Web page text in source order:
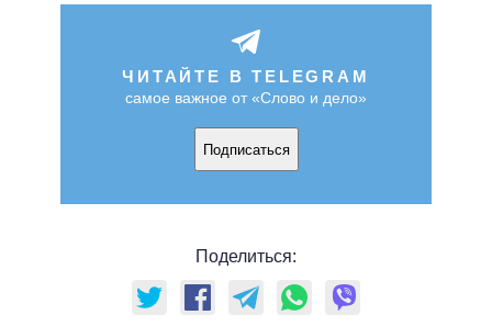
ЧИТАЙТЕ В TELEGRAM
самое важное от «Слово и дело»
Подписаться
Поделиться: